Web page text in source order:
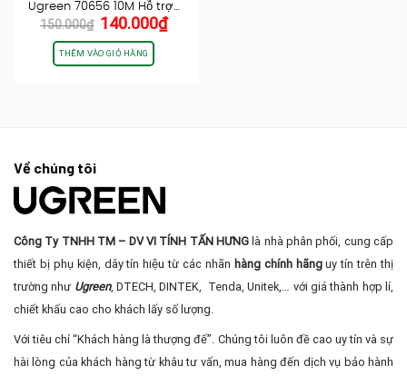
Ugreen 70656 10M Hỗ trợ…
150.000₫ Giá
gốc
là:
150.000₫.
140.000₫Giá
THÊM VÀO GIỎ HÀNG
Về chúng tôi
Công Ty TNHH TM – DV VI TÍNH TẤN HƯNGlà nhà phân phối, cung cấp
thiết bị phụ kiện, dây tín hiệu từ các nhãn hàng chính hãnguy tín trên thị
trường như Ugreen, DTECH, DINTEK, Tenda, Unitek,… với giá thành hợp lí,
chiết khấu cao cho khách lấy số lượng.
Với tiêu chí “Khách hàng là thượng đế”. Chúng tôi luôn đề cao uy tín và sự
hài lòng của khách hàng từ khâu tư vấn, mua hàng đến dịch vụ bảo hành